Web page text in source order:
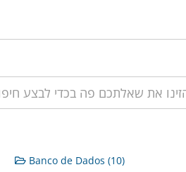
Banco de Dados (10)